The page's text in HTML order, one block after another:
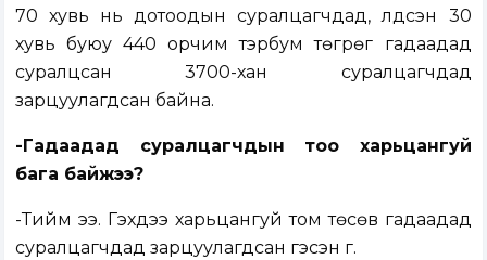
70 хувь нь дотоодын суралцагчдад, үлдсэн 30
хувь буюу 440 орчим тэрбум төгрөг гадаадад
суралцсан 3700-хан суралцагчдад
зарцуулагдсан байна.
-Гадаадад суралцагчдын тоо харьцангуй
бага байжээ?
-Тийм ээ. Гэхдээ харьцангуй том төсөв гадаадад
суралцагчдад зарцуулагдсан гэсэн үг.